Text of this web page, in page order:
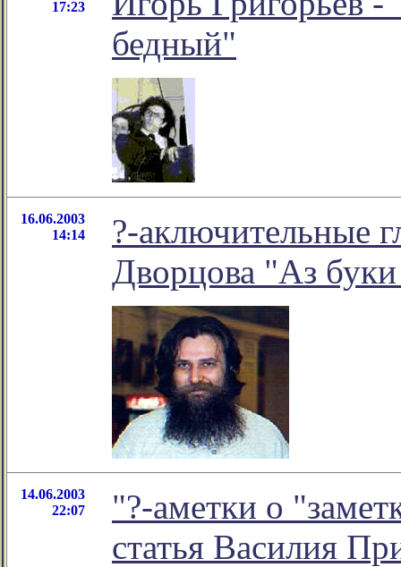
17:23
бедный"
16.06.2003
14:14
?-аключительные
Дворцова "Аз
14.06.2003
22:07
"?-аметки о
статья Василия